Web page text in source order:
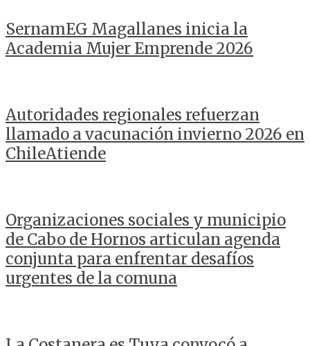
SernamEG Magallanes inicia la
Academia Mujer Emprende 2026
Autoridades regionales refuerzan
llamado a vacunación invierno 2026 en
ChileAtiende
Organizaciones sociales y municipio
de Cabo de Hornos articulan agenda
conjunta para enfrentar desafíos
urgentes de la comuna